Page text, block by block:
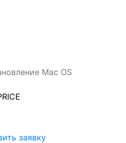
Mac OS
заявку